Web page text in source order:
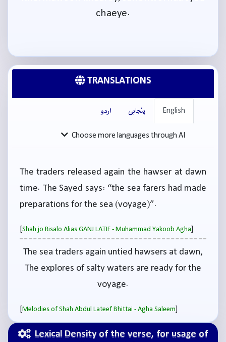
Lexical Density of the verse, for usage of
chaeye.
TRANSLATIONS
English پنْجابی اردو
Choose more languages through AI
The traders released again the hawser at dawn
time. The Sayed says: “the sea farers had made
preparations for the sea (voyage)”.
[Shah jo Risalo Alias GANJ LATIF - Muhammad Yakoob Agha
The sea traders again untied hawsers at dawn,
The explores of salty waters are ready for the
voyage.
[Melodies of Shah Abdul Lateef Bhittai - Agha Saleem